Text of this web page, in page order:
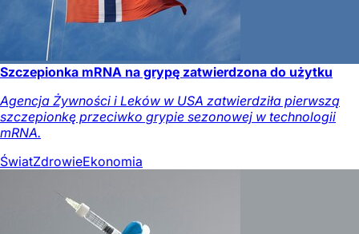
Szczepionka mRNA na grypę zatwierdzona do użytku
Agencja Żywności i Leków w USA zatwierdziła pierwszą
szczepionkę przeciwko grypie sezonowej w technologii
mRNA.
ŚwiatZdrowieEkonomia